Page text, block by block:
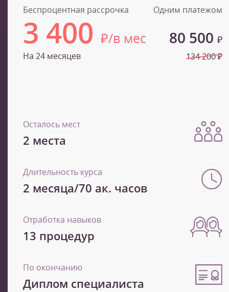
Беспроцентная рассрочка
3 400 ₽/в мес
На 24 месяцев
Одним платежом
80 500 ₽
134 200 ₽
Осталось мест
2 места
Длительность курса
2 месяца/70 ак. часов
Отработка навыков
13 процедур
По окончанию
Диплом специалиста